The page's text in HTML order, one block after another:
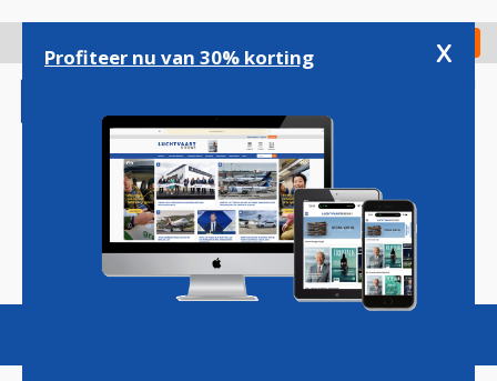
gaan
Check in
Magazine Podcasts Vacatures
Profiteer nu van 30% korting x